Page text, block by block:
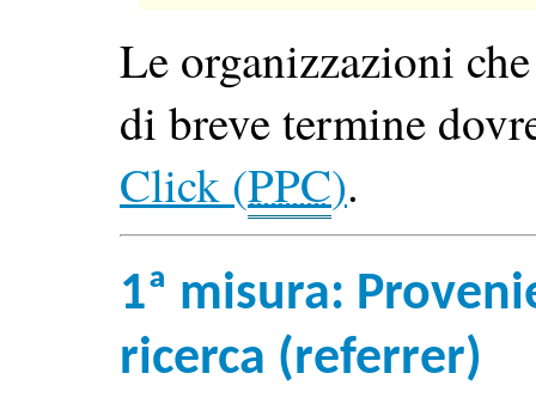
Le organizzazioni
di breve termine
Click (PPC).
1ª misura:
ricerca (referrer)